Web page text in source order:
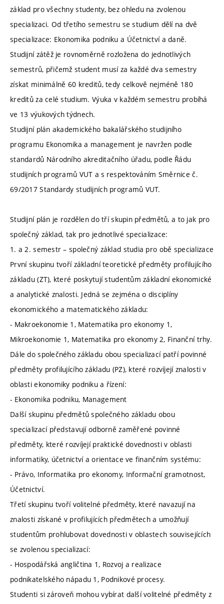
základ pro všechny studenty, bez ohledu na zvolenou
specializaci. Od třetího semestru se studium dělí na dvě
specializace: Ekonomika podniku a Účetnictví a daně.
Studijní zátěž je rovnoměrně rozložena do jednotlivých
semestrů, přičemž student musí za každé dva semestry
získat minimálně 60 kreditů, tedy celkově nejméně 180
kreditů za celé studium. Výuka v každém semestru probíhá
ve 13 výukových týdnech.
Studijní plán akademického bakalářského studijního
programu Ekonomika a management je navržen podle
standardů Národního akreditačního úřadu, podle Řádu
studijních programů VUT a s respektováním Směrnice č.
69/2017 Standardy studijních programů VUT.
Studijní plán je rozdělen do tří skupin předmětů, a to jak pro
společný základ, tak pro jednotlivé specializace:
1. a 2. semestr – společný základ studia pro obě specializace
První skupinu tvoří základní teoretické předměty profilujícího
základu (ZT), které poskytují studentům základní ekonomické
a analytické znalosti. Jedná se zejména o disciplíny
ekonomického a matematického základu:
- Makroekonomie 1, Matematika pro ekonomy 1,
Mikroekonomie 1, Matematika pro ekonomy 2, Finanční trhy.
Dále do společného základu obou specializací patří povinné
předměty profilujícího základu (PZ), které rozvíjejí znalosti v
oblasti ekonomiky podniku a řízení:
- Ekonomika podniku, Management
Další skupinu předmětů společného základu obou
specializací představují odborně zaměřené povinné
předměty, které rozvíjejí praktické dovednosti v oblasti
informatiky, účetnictví a orientace ve finančním systému:
- Právo, Informatika pro ekonomy, Informační gramotnost,
Účetnictví.
Třetí skupinu tvoří volitelné předměty, které navazují na
znalosti získané v profilujících předmětech a umožňují
studentům prohlubovat dovednosti v oblastech souvisejících
se zvolenou specializací:
- Hospodářská angličtina 1, Rozvoj a realizace
podnikatelského nápadu 1, Podnikové procesy.
Studenti si zároveň mohou vybírat další volitelné předměty z